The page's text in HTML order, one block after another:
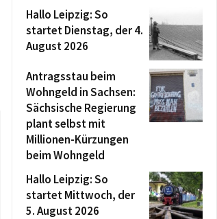
Hallo Leipzig: So
startet Dienstag, der 4.
August 2026
Antragsstau beim
Wohngeld in Sachsen:
Sächsische Regierung
plant selbst mit
Millionen-Kürzungen
beim Wohngeld
Hallo Leipzig: So
startet Mittwoch, der
5. August 2026